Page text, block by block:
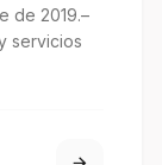
de 2019.–
servicios